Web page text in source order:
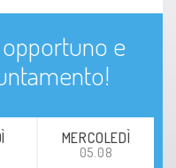
e
MERCOLEDÌ
05.08